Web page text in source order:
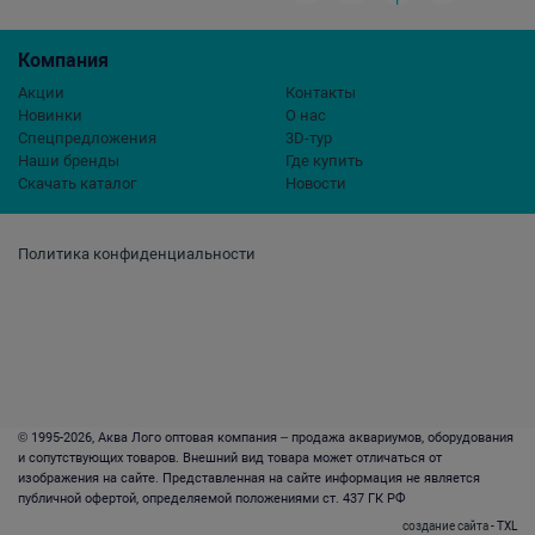
Политика конфиденциальности
Компания
Акции
Новинки
Спецпредложения
Наши бренды
Скачать каталог
Контакты
О нас
3D-тур
Где купить
Новости
© 1995-2026, Аква Лого оптовая компания – продажа аквариумов, оборудования
и сопутствующих товаров. Внешний вид товара может отличаться от
изображения на сайте. Представленная на сайте информация не является
публичной офертой, определяемой положениями ст. 437 ГК РФ
создание сайта- TXL